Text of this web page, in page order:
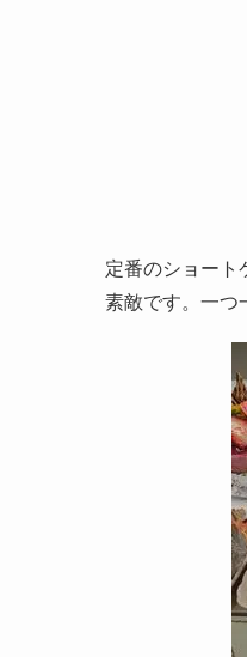
定番のショート
素敵です。一つ